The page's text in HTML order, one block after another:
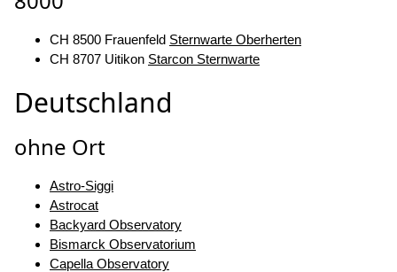
CH 8500 Frauenfeld Sternwarte Oberherten
CH 8707 Uitikon Starcon Sternwarte
Deutschland
ohne Ort
Astro-Siggi
Astrocat
Backyard Observatory
Bismarck Observatorium
Capella Observatory